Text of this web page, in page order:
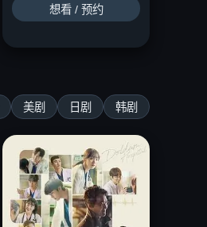
想看 / 预约
美剧 日剧 韩剧